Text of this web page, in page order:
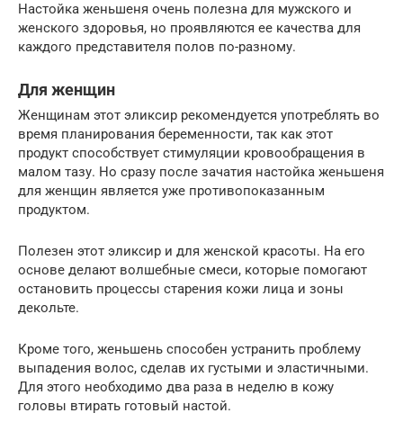
Настойка женьшеня очень полезна для мужского и
женского здоровья, но проявляются ее качества для
каждого представителя полов по-разному.
Для женщин
Женщинам этот эликсир рекомендуется употреблять во
время планирования беременности, так как этот
продукт способствует стимуляции кровообращения в
малом тазу. Но сразу после зачатия настойка женьшеня
для женщин является уже противопоказанным
продуктом.
Полезен этот эликсир и для женской красоты. На его
основе делают волшебные смеси, которые помогают
остановить процессы старения кожи лица и зоны
декольте.
Кроме того, женьшень способен устранить проблему
выпадения волос, сделав их густыми и эластичными.
Для этого необходимо два раза в неделю в кожу
головы втирать готовый настой.